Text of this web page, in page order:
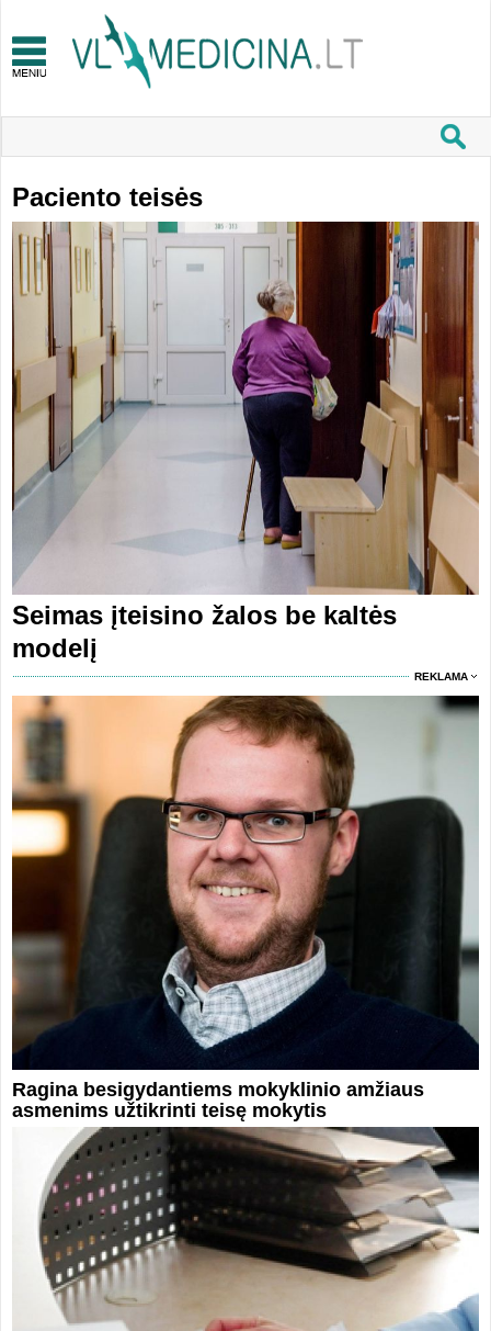
Paciento teisės
Seimas įteisino žalos be kaltės
modelį
REKLAMA
Ragina besigydantiems mokyklinio amžiaus
asmenims užtikrinti teisę mokytis